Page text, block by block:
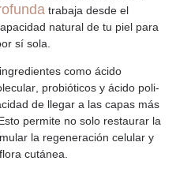
trabaja desde el
natural de tu piel para
sí sola.
como ácido
, probióticos y ácido poli-
de llegar a las capas más
permite no solo restaurar la
la regeneración celular y
cutánea.